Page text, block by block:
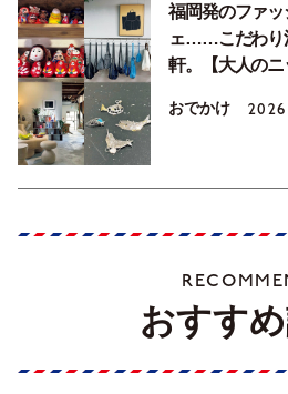
福岡発のファ
ェ……こだわり
軒。【大人のニ
おでかけ
おすす